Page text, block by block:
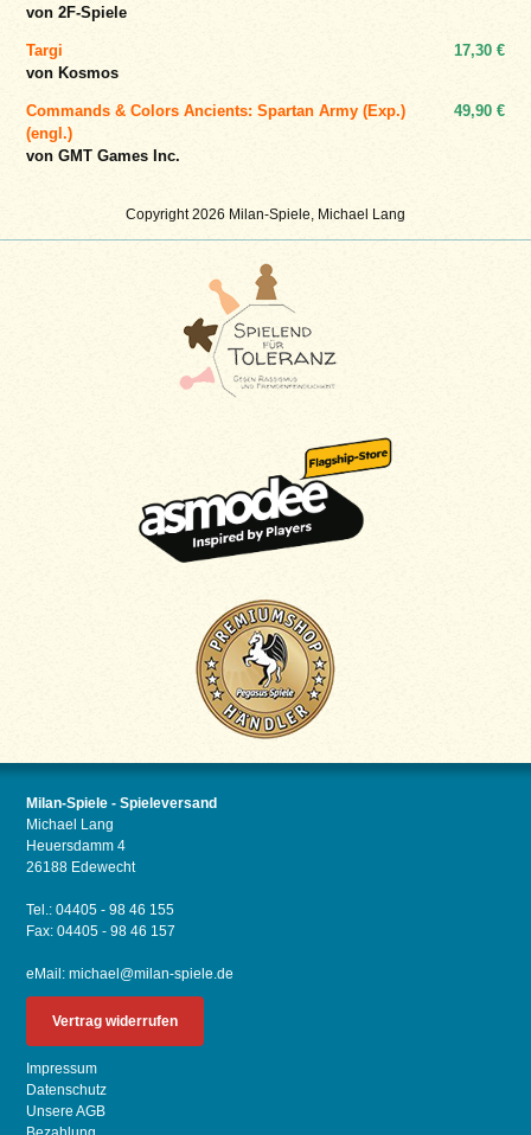
Copyright 2026 Milan-Spiele, Michael Lang
von 2F-Spiele
Targi
von Kosmos
17,30 €
Commands & Colors Ancients: Spartan Army (Exp.)
(engl.)
von GMT Games Inc.
49,90 €
Milan-Spiele - Spieleversand
Michael Lang
Heuersdamm 4
26188 Edewecht
Tel.: 04405 - 98 46 155
Fax: 04405 - 98 46 157
eMail:michael@milan-spiele.de
Vertrag widerrufen
Impressum
Datenschutz
Unsere AGB